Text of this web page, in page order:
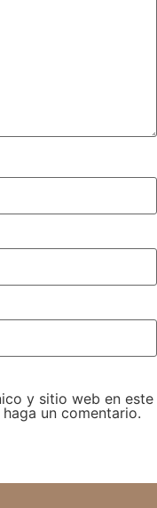
y sitio web en este
un comentario.